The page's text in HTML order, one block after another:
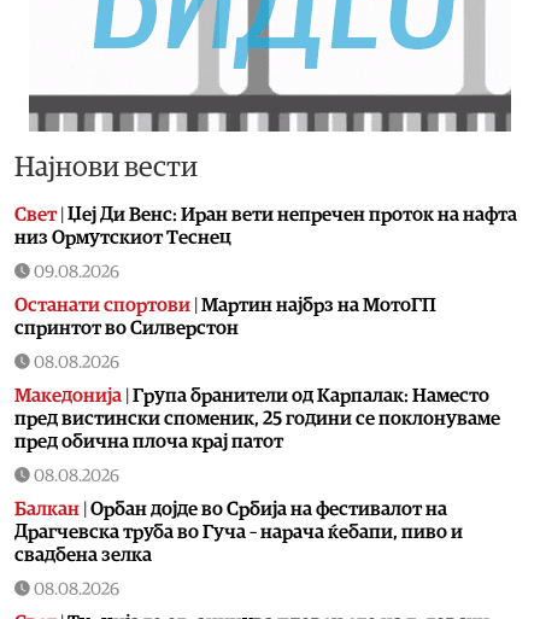
Најнови вести
Свет| Џеј Ди Венс: Иран вети непречен проток на нафта
низ Ормутскиот Теснец
09.08.2026
Останати спортови | Мартин најбрз на МотоГП
спринтот во Силверстон
08.08.2026
Македонија | Група бранители од Карпалак: Наместо
пред вистински споменик, 25 години се поклонуваме
пред обична плоча крај патот
08.08.2026
Балкан | Орбан дојде во Србија на фестивалот на
Драгчевска труба во Гуча – нарача ќебапи, пиво и
свадбена зелка
08.08.2026